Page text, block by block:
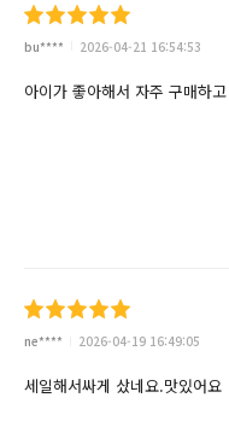
bu**** 2026-04-21 16:54:53
아이가 좋아해서 자주 구매하
ne**** 2026-04-19 16:49:05
세일해서싸게 샀네요.맛있어요